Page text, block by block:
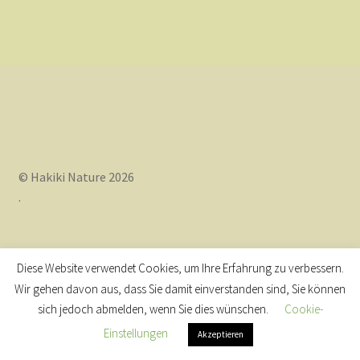
© Hakiki Nature 2026
.
Diese Website verwendet Cookies, um Ihre Erfahrung zu verbessern.
Wir gehen davon aus, dass Sie damit einverstanden sind, Sie können
sich jedoch abmelden, wenn Sie dies wünschen.
Cookie-
Einstellungen
Akzeptieren